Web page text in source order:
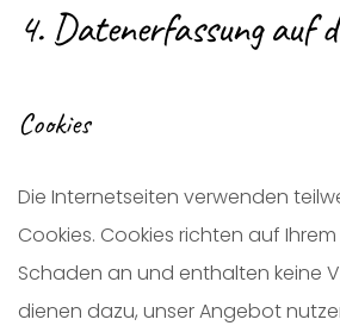
4. Datenerfassung auf
Cookies
Die Internetseiten verwenden
Cookies. Cookies richten auf
Schaden an und enthalten keine
dienen dazu, unser Angebot